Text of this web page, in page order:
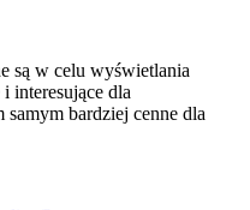
są w celu wyświetlania
interesujące dla
bardziej cenne dla